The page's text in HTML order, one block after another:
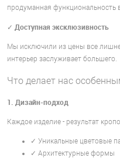
продуманная функциональность
✓ Доступная эксклюзивность
Мы исключили из цены все
интерьер заслуживает большего.
Что делает нас
1. Дизайн-подход
Каждое изделие - результат
✓ Уникальные цветовые
✓ Архитектурные формы